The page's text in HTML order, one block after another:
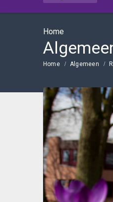
Home
Home Algemeen